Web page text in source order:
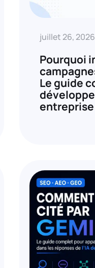
juillet 26, 2026
Pourquoi
Le guide